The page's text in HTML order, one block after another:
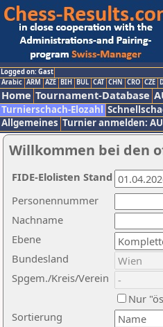
Logged on: Gast
Arabic ARM AZE BIH BUL CAT CHN CRO CZE
Home Tournament-Database
Turnierschach-Elozahl
Allgemeines Turnier anmelden:
Willkommen bei den
Nachname
Ebene
Sortierung
Personennummer
Bundesland
Spgem./Kreis/Verein
Nur
FIDE-Elolisten Stand